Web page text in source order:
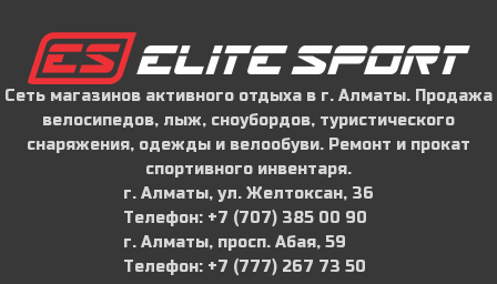
Сеть магазинов активного отдыха в г. Алматы. Продажа
велосипедов, лыж, сноубордов, туристического
снаряжения, одежды и велообуви. Ремонт и прокат
спортивного инвентаря.
г. Алматы, ул. Желтоксан, 36
Телефон: ‪+7 (707) 385 00 90‬
г. Алматы, просп. Абая, 59
Телефон: ‪+7 (777) 267 73 50